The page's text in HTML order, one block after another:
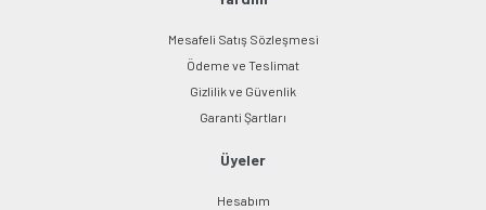
Mesafeli Satış Sözleşmesi
Ödeme ve Teslimat
Gizlilik ve Güvenlik
Garanti Şartları
Üyeler
Hesabım